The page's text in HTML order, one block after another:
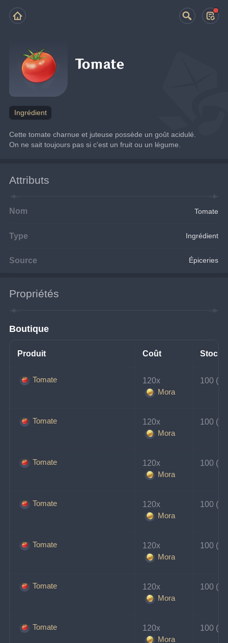
Tomate
Ingrédient
Cette tomate charnue et juteuse possède un goût acidulé.
On ne sait toujours pas si c'est un fruit ou un légume.
Attributs
Nom Tomate
Type Ingrédient
Source Épiceries
Propriétés
Boutique
Produit Coût Stock
Tomate
120x
Mora
100
Tomate
120x
Mora
100
Tomate
120x
Mora
100
Tomate
120x
Mora
100
Tomate
120x
Mora
100
Tomate
120x
Mora
100
Tomate
120x
Mora
100